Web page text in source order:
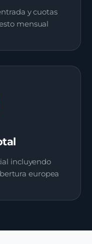
y cuotas
mensual
incluyendo
europea